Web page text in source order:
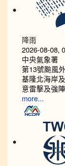
降雨
2026-08-08,
中央氣象署
第13號颱風
基隆北海岸
意雷擊及強
more...